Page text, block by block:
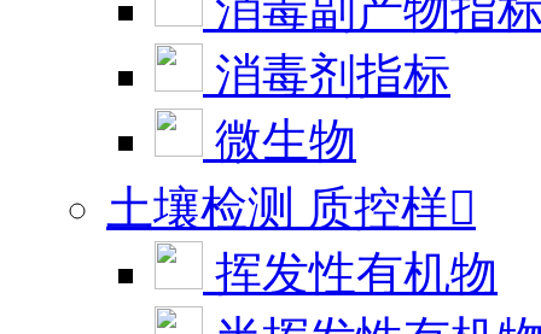
消毒剂指标
微生物
土壤检测 质控样
挥发性有机物